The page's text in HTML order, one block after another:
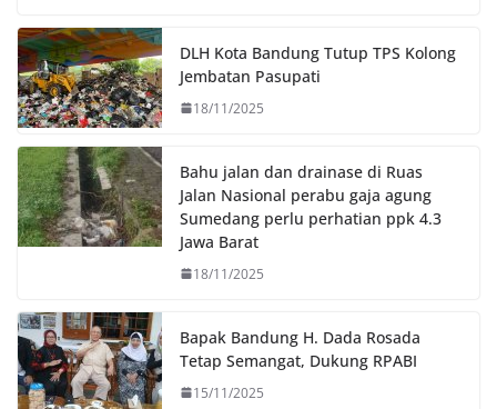
o
k
r
p
p
n
k
DLH Kota Bandung Tutup TPS Kolong
Jembatan Pasupati
18/11/2025
Bahu jalan dan drainase di Ruas
Jalan Nasional perabu gaja agung
Sumedang perlu perhatian ppk 4.3
Jawa Barat
18/11/2025
Bapak Bandung H. Dada Rosada
Tetap Semangat, Dukung RPABI
15/11/2025